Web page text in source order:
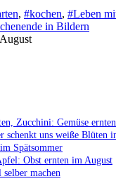
, #kochen, #Leben
in Bildern
Zucchini: Gemüse
schenkt uns weiße Blüten
Spätsommer
Obst ernten im August
machen